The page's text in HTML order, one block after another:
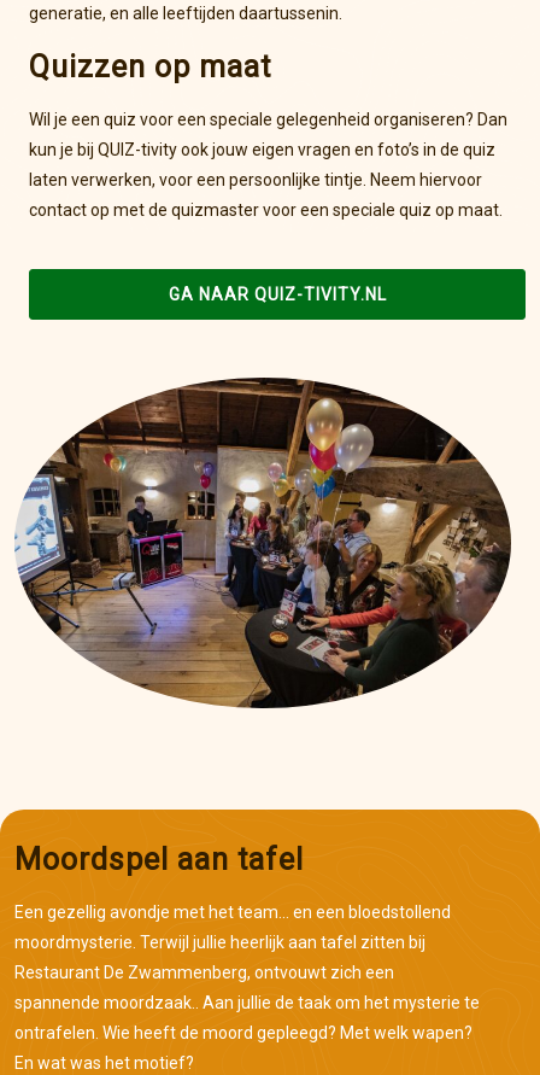
generatie, en alle leeftijden daartussenin.
Quizzen op maat
Wil je een quiz voor een speciale gelegenheid organiseren? Dan
kun je bij QUIZ-tivity ook jouw eigen vragen en foto’s in de quiz
laten verwerken, voor een persoonlijke tintje. Neem hiervoor
contact op met de quizmaster voor een speciale quiz op maat.
GA NAAR QUIZ-TIVITY.NL
Moordspel aan tafel
Een gezellig avondje met het team… en een bloedstollend
moordmysterie. Terwijl jullie heerlijk aan tafel zitten bij
Restaurant De Zwammenberg, ontvouwt zich een
spannende moordzaak.. Aan jullie de taak om het mysterie te
ontrafelen. Wie heeft de moord gepleegd? Met welk wapen?
En wat was het motief?